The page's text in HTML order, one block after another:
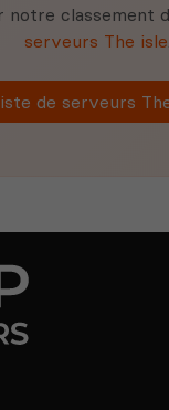
notre classement
serveurs The isle
de serveurs